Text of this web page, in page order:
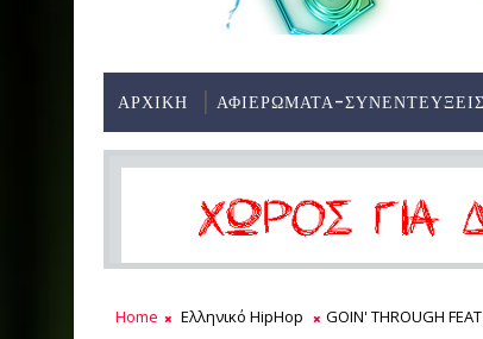
ΑΡΧΙΚΗ ΑΦΙΕΡΩΜΑΤΑ-ΣΥΝΕΝΤΕΥΞΕΙΣ
Home Ελληνικό HipHop GOIN' THROUGH